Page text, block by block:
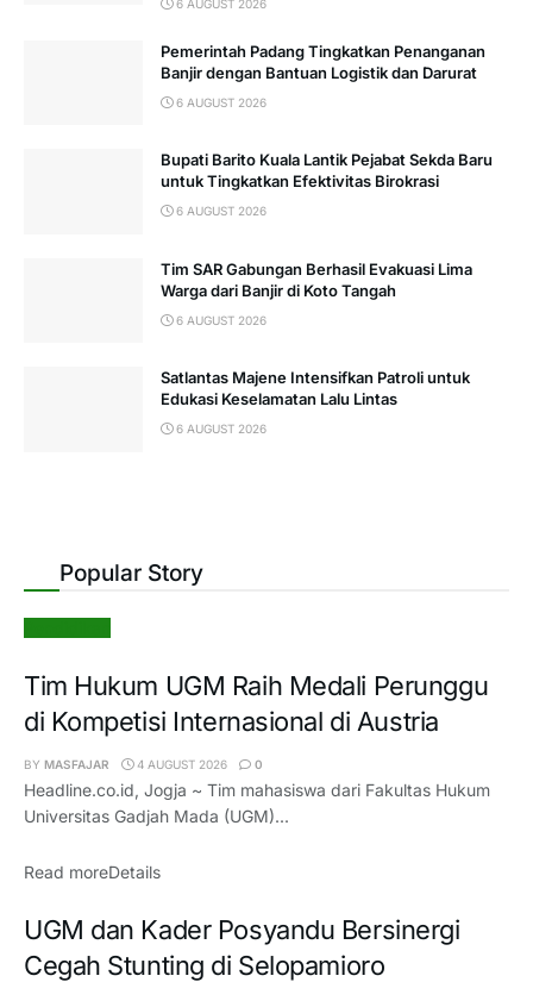
6 AUGUST 2026
Pemerintah Padang Tingkatkan Penanganan
Banjir dengan Bantuan Logistik dan Darurat
6 AUGUST 2026
Bupati Barito Kuala Lantik Pejabat Sekda Baru
untuk Tingkatkan Efektivitas Birokrasi
6 AUGUST 2026
Tim SAR Gabungan Berhasil Evakuasi Lima
Warga dari Banjir di Koto Tangah
6 AUGUST 2026
Satlantas Majene Intensifkan Patroli untuk
Edukasi Keselamatan Lalu Lintas
6 AUGUST 2026
Popular Story
Tim Hukum UGM Raih Medali Perunggu
di Kompetisi Internasional di Austria
BY MASFAJAR 4 AUGUST 2026 0
Headline.co.id, Jogja ~ Tim mahasiswa dari Fakultas Hukum
Universitas Gadjah Mada (UGM)...
Read moreDetails
UGM dan Kader Posyandu Bersinergi
Cegah Stunting di Selopamioro